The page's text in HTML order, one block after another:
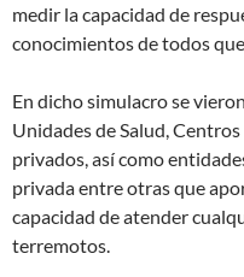
medir la capacidad de
conocimientos de todos
En dicho simulacro se
Unidades de Salud,
privados, así como
privada entre otras que
capacidad de atender
terremotos.